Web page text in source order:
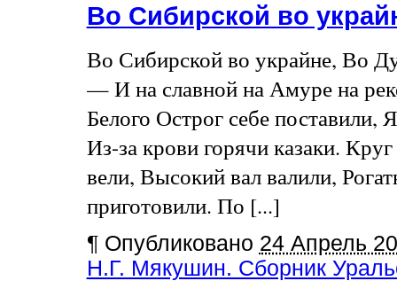
Во Сибирской во
Во Сибирской во украйне, Во
— И на славной на Амуре на
Белого Острог себе
Из-за крови горячи казаки.
вели, Высокий вал валили,
приготовили. По [...]
¶ Опубликовано 24 Апрель
Н.Г. Мякушин. Сборник